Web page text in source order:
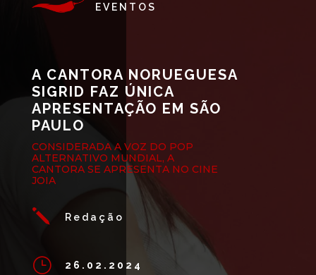
EVENTOS
A CANTORA NORUEGUESA
SIGRID FAZ ÚNICA
APRESENTAÇÃO EM SÃO
PAULO
CONSIDERADA A VOZ DO POP
ALTERNATIVO MUNDIAL, A
CANTORA SE APRESENTA NO CINE
JOIA
j Redação
} 26.02.2024